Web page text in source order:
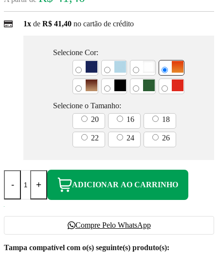
1x de R$ 41,40 no cartão de crédito
Selecione Cor:
Selecione o Tamanho:
20
16 18
22 24 26
- + ADICIONAR AO CARRINHO
Compre Pelo WhatsApp
Tampa compatível com o(s) seguinte(s) produto(s):